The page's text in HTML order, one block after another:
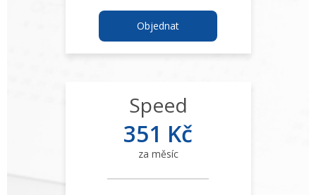
Objednat
Speed
351 Kč
za měsíc